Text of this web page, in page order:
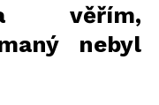
nebyl